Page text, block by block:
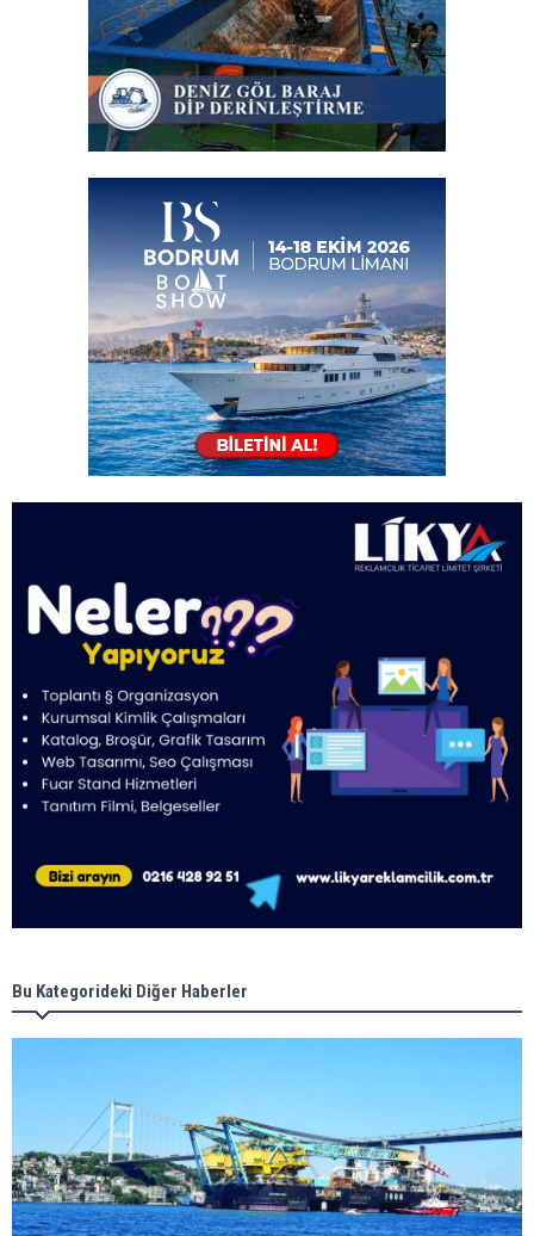
Bu Kategorideki Diğer Haberler